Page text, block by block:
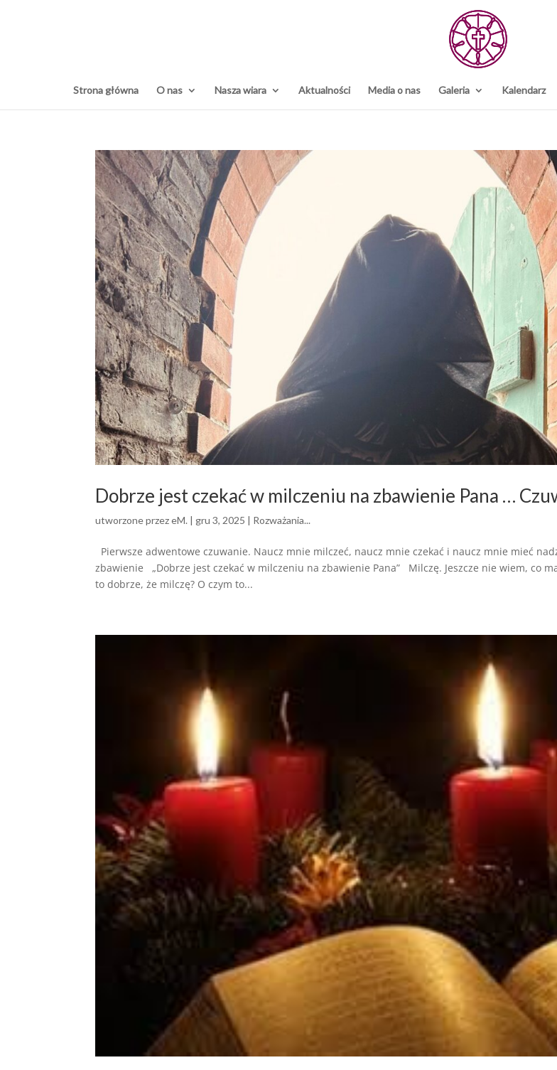
Strona główna O nas Nasza wiara Aktualności Media o nas Galeria Kalendarz
Dobrze jest czekać w milczeniu na zbawienie Pana …
utworzone przezeM. gru 3, 2025 Rozważania...
Pierwsze adwentowe czuwanie. Naucz mnie milczeć, naucz mnie czekać i naucz mnie mieć
zbawienie „Dobrze jest czekać w milczeniu na zbawienie Pana” Milczę. Jeszcze nie wiem, co
to dobrze, że milczę? O czym to...